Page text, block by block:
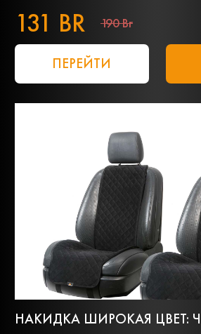
131 BR 190 Br
ПЕРЕЙТИ
НАКИДКА ШИРОКАЯ ЦВЕТ: